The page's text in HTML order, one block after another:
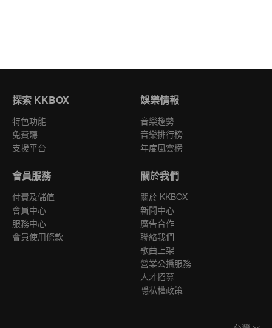
探索 KKBOX
特色功能
免費聽
支援平台
娛樂情報
音樂趨勢
音樂排行榜
年度風雲榜
會員服務
付費及儲值
會員中心
服務中心
會員使用條款
關於我們
關於 KKBOX
新聞中心
廣告合作
聯絡我們
歌曲上架
營業公播服務
人才招募
隱私權政策